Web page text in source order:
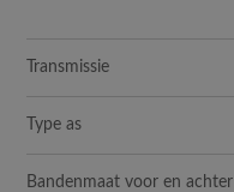
Transmissie
Type as
Bandenmaat voor en achter